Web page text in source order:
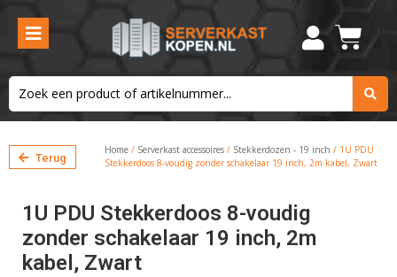
Terug
Home / Serverkast accessoires / Stekkerdozen - 19 inch / 1U PDU
Stekkerdoos 8-voudig zonder schakelaar 19 inch, 2m kabel, Zwart
1U PDU Stekkerdoos 8-voudig
zonder schakelaar 19 inch, 2m
kabel, Zwart